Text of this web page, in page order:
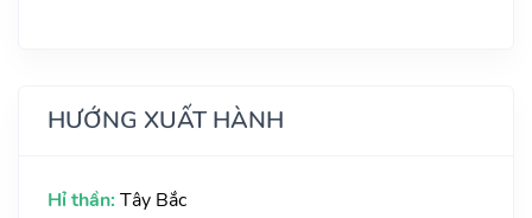
HƯỚNG XUẤT HÀNH
Hỉ thần: Tây Bắc